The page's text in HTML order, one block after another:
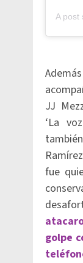
JJ
‘La
fue
golpe